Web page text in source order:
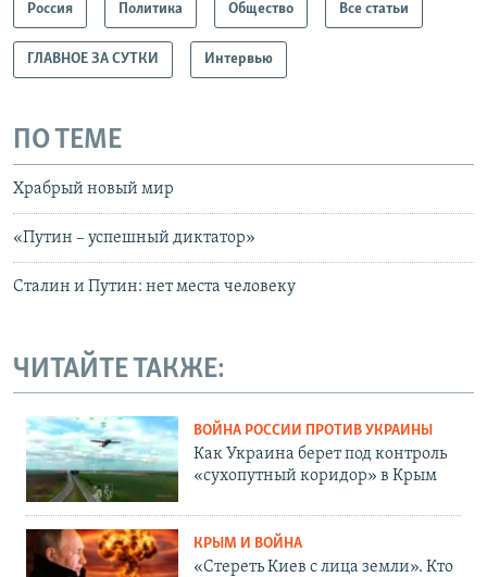
Россия Политика Общество Все статьи
ГЛАВНОЕ ЗА СУТКИ Интервью
ПО ТЕМЕ
Храбрый новый мир
«Путин – успешный диктатор»
Сталин и Путин: нет места человеку
ЧИТАЙТЕ ТАКЖЕ:
ВОЙНА РОССИИ ПРОТИВ УКРАИНЫ
Как Украина берет под контроль
«сухопутный коридор» в Крым
КРЫМ И ВОЙНА
«Стереть Киев с лица земли». Кто